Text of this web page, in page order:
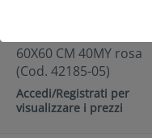
60X60 CM 40MY rosa
(Cod. 42185-05)
Accedi/Registrati per
visualizzare i prezzi